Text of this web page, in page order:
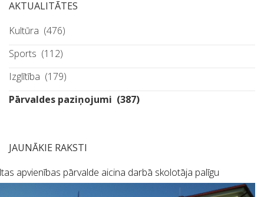
AKTUALITĀTES
Kultūra (476)
Sports (112)
Izglītība (179)
Pārvaldes paziņojumi (387)
JAUNĀKIE RAKSTI
apvienības pārvalde aicina darbā skolotāja palīgu